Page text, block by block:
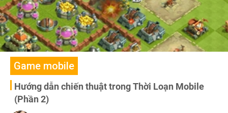
Game mobile
Hướng dẫn chiến thuật trong Thời Loạn Mobile
(Phần 2)